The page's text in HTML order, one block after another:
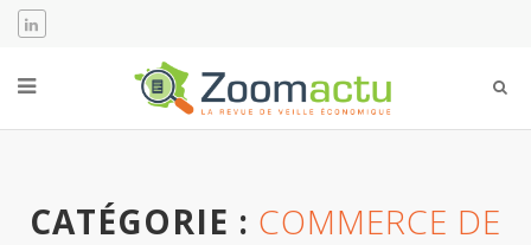
CATÉGORIE : COMMERCE DE